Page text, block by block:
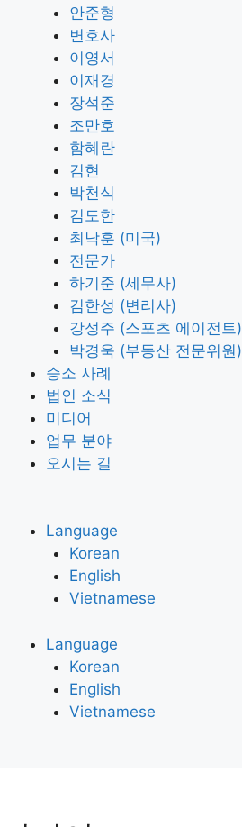
안준형
변호사
이영서
이재경
장석준
조만호
함혜란
김현
박천식
김도한
최낙훈 (미국)
전문가
하기준 (세무사)
김한성 (변리사)
강성주 (스포츠 에이전트)
박경욱 (부동산 전문위원)
승소 사례
법인 소식
미디어
업무 분야
오시는 길
Language
Korean
English
Vietnamese
Language
Korean
English
Vietnamese